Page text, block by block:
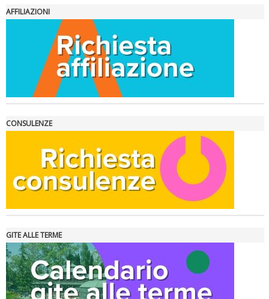
Tiziano Pesce nel Cda di Fondazione Terzjus: prima riunione a
Roma
AFFILIAZIONI
CONSULENZE
GITE ALLE TERME